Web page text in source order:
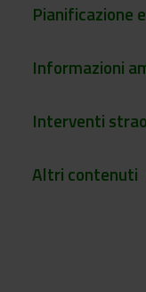
Pianificazione
Informazioni
Interventi
Altri contenuti